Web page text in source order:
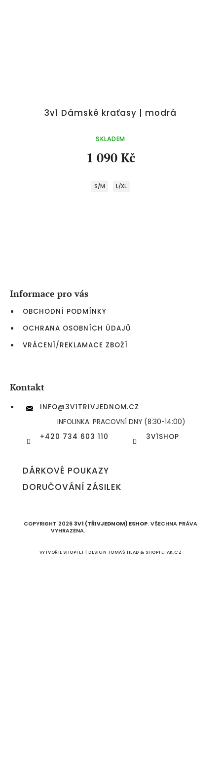
3v1 Dámské kraťasy | modrá
SKLADEM
1 090 Kč
S/M L/XL
Informace pro vás
OBCHODNÍ PODMÍNKY
OCHRANA OSOBNÍCH ÚDAJŮ
VRÁCENÍ/REKLAMACE ZBOŽÍ
Kontakt
INFO@3V1TRIVJEDNOM.CZ
INFOLINKA: PRACOVNÍ DNY (8:30-14:00)
+420 734 603 110
3V1SHOP
DÁRKOVÉ POUKAZY
DORUČOVÁNÍ ZÁSILEK
COPYRIGHT 2026 3V1 (TŘIVJEDNOM) ESHOP. VŠECHNA PRÁVA
VYHRAZENA.
VYTVOŘIL SHOPTET | DESIGN TOMÁŠ HLAD & SHOPTETAK.CZ